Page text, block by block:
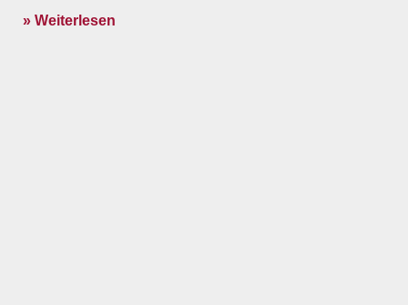
» Weiterlesen